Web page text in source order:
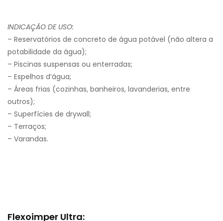
INDICAÇÃO DE USO:
– Reservatórios de concreto de água potável (não altera a
potabilidade da água);
– Piscinas suspensas ou enterradas;
– Espelhos d’água;
– Áreas frias (cozinhas, banheiros, lavanderias, entre
outros);
– Superfícies de drywall;
– Terraços;
– Varandas.
Flexoimper Ultra: